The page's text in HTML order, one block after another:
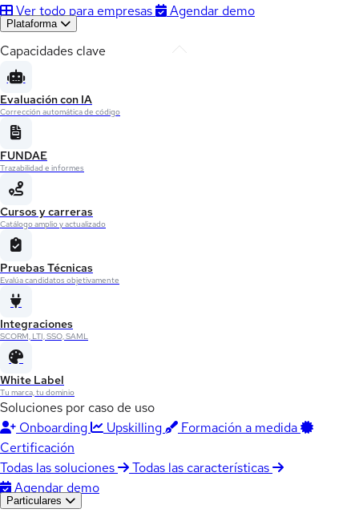
Ver todo para empresas
Agendar demo
Plataforma
Capacidades clave
Evaluación con IA
Corrección automática de código
FUNDAE
Trazabilidad e informes
Cursos y carreras
Catálogo amplio y actualizado
Pruebas Técnicas
Evalúa candidatos objetivamente
Integraciones
SCORM, LTI, SSO, SAML
White Label
Tu marca, tu dominio
Soluciones por caso de uso
Onboarding
Upskilling
Formación a medida
Certificación
Todas las soluciones
Todas las características
Agendar demo
Particulares